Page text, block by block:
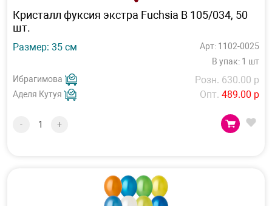
Кристалл фуксия экстра Fuchsia B 105/034, 50
шт.
Размер: 35 см
Арт: 1102-0025
В упак: 1 шт
Ибрагимова
Аделя Кутуя
Розн. 630.00 р
Опт. 489.00 р
- +